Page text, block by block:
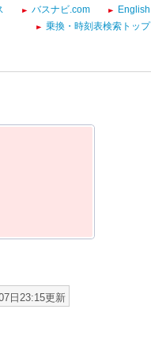
バスナビ.com
English
乗換・時刻表検索トップ
日23:15更新